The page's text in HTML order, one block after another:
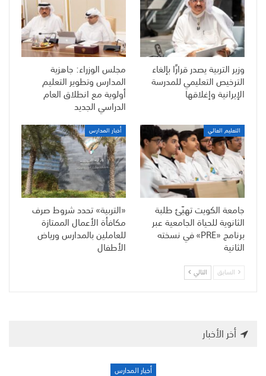
وزير التربية يصدر قرارًا بإلغاء
الترخيص التعليمي للمدرسة
الإيرانية وإغلاقها
مجلس الوزراء: جاهزية
المدارس وتطوير التعليم
أولوية مع انطلاق العام
الدراسي الجديد
التعليم العالي
جامعة الكويت تهيّئ طلبة
الثانوية للحياة الجامعية عبر
برنامج «PRE» في نسخته
الثانية
أخبار المدارس
«التربية» تحدد شروط صرف
مكافأة الأعمال الممتازة
للعاملين بالمدارس ورياض
الأطفال
السابق التالي
أخر الأخبار
أخبار المدارس